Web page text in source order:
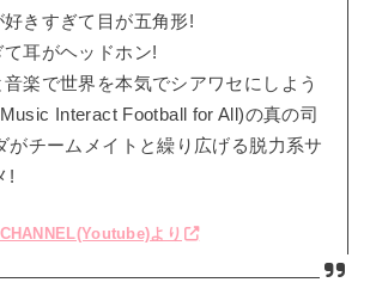
きすぎて目が五角形!
耳がヘッドホン!
楽で世界を本気でシアワセにしよう
Interact Football for All)の真の司
がチームメイトと繰り広げる脱力系サ
!
より